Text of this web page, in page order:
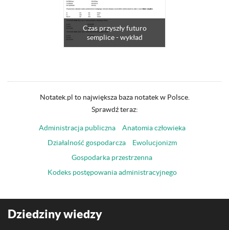
Czas przyszły futuro
semplice - wykład
Notatek.pl to największa baza notatek w Polsce.
Sprawdź teraz:
Administracja publiczna
Anatomia człowieka
Działalność gospodarcza
Ewolucjonizm
Gospodarka przestrzenna
Kodeks postępowania administracyjnego
Dziedziny wiedzy